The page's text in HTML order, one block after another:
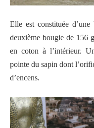
Elle est constituée
deuxième bougie de 156
en coton à l’intérieur.
pointe du sapin dont
d’encens.